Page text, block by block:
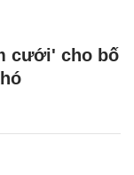
cưới' cho bố